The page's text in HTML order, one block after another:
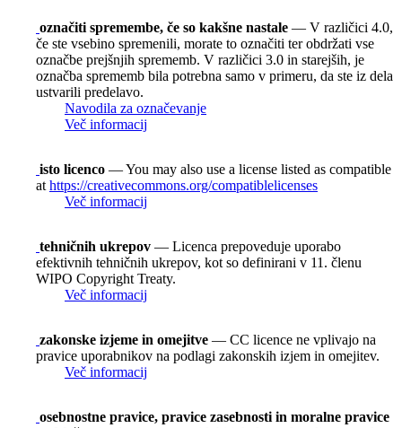
označiti spremembe, če so kakšne nastale — V različici 4.0,
če ste vsebino spremenili, morate to označiti ter obdržati vse
označbe prejšnjih sprememb. V različici 3.0 in starejših, je
označba sprememb bila potrebna samo v primeru, da ste iz dela
ustvarili predelavo.
Navodila za označevanje
Več informacij
isto licenco — You may also use a license listed as compatible
at https://creativecommons.org/compatiblelicenses
Več informacij
tehničnih ukrepov — Licenca prepoveduje uporabo
efektivnih tehničnih ukrepov, kot so definirani v 11. členu
WIPO Copyright Treaty.
Več informacij
zakonske izjeme in omejitve — CC licence ne vplivajo na
pravice uporabnikov na podlagi zakonskih izjem in omejitev.
Več informacij
osebnostne pravice, pravice zasebnosti in moralne pravice